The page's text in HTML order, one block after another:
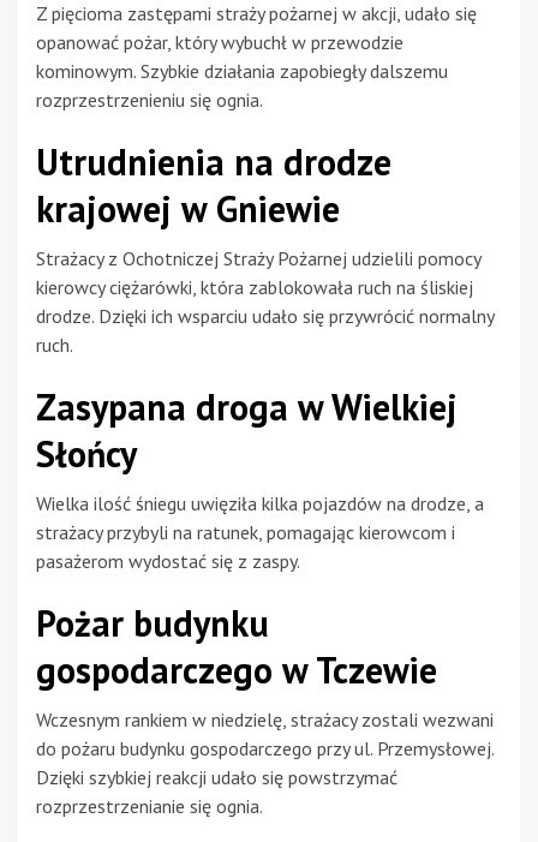
Z pięcioma zastępami straży pożarnej w akcji, udało się
opanować pożar, który wybuchł w przewodzie
kominowym. Szybkie działania zapobiegły dalszemu
rozprzestrzenieniu się ognia.
Utrudnienia na drodze
krajowej w Gniewie
Strażacy z Ochotniczej Straży Pożarnej udzielili pomocy
kierowcy ciężarówki, która zablokowała ruch na śliskiej
drodze. Dzięki ich wsparciu udało się przywrócić normalny
ruch.
Zasypana droga w Wielkiej
Słońcy
Wielka ilość śniegu uwięziła kilka pojazdów na drodze, a
strażacy przybyli na ratunek, pomagając kierowcom i
pasażerom wydostać się z zaspy.
Pożar budynku
gospodarczego w Tczewie
Wczesnym rankiem w niedzielę, strażacy zostali wezwani
do pożaru budynku gospodarczego przy ul. Przemysłowej.
Dzięki szybkiej reakcji udało się powstrzymać
rozprzestrzenianie się ognia.